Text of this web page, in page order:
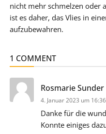
nicht mehr schmelzen oder
ist es daher, das Vlies in
aufzubewahren.
1 COMMENT
Rosmarie Sunder
4. Januar 2023 um 16:36
Danke für die
Konnte einiges